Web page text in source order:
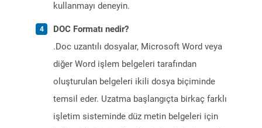
kullanmayı deneyin.
DOC Formatı nedir?
.Doc uzantılı dosyalar, Microsoft Word veya
diğer Word işlem belgeleri tarafından
oluşturulan belgeleri ikili dosya biçiminde
temsil eder. Uzatma başlangıçta birkaç farklı
işletim sisteminde düz metin belgeleri için